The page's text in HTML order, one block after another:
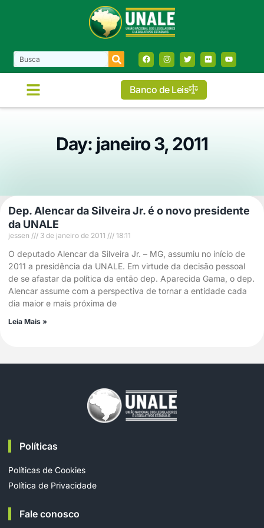
Banco de Leis
Day: janeiro 3, 2011
Dep. Alencar da Silveira Jr. é o novo presidente
da UNALE
jessen 3 de janeiro de 2011 18:11
O deputado Alencar da Silveira Jr. – MG, assumiu no início de
2011 a presidência da UNALE. Em virtude da decisão pessoal
de se afastar da política da então dep. Aparecida Gama, o dep.
Alencar assume com a perspectiva de tornar a entidade cada
dia maior e mais próxima de
Leia Mais »
Políticas
Políticas de Cookies
Política de Privacidade
Fale conosco